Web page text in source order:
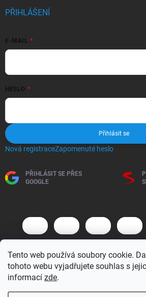
Tento web používá soubory cookie.
tohoto webu vyjadřujete souhlas s
informací zde.
PŘIHLÁŠENÍ
E-MAIL
HESLO
Přihlásit se
Nová registraceZapomenuté heslo
PŘIHLÁSIT SE PŘES
GOOGLE
nastavení cookies